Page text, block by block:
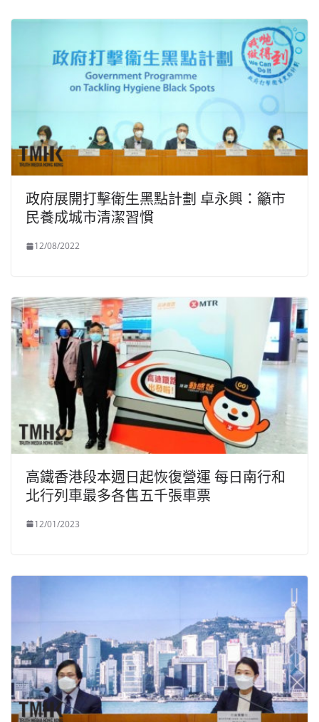
政府展開打擊衛生黑點計劃 卓永興：籲市
民養成城市清潔習慣
12/08/2022
高鐵香港段本週日起恢復營運 每日南行和
北行列車最多各售五千張車票
12/01/2023